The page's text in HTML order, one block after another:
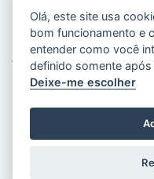
Localização
Hospital Universitário
Av. Nilo Peçanha, 620 -
Natal - RN, 59012-300
2026 © LAIS
Olá, este site usa
bom funcionamento e
entender como você
definido somente
Deixe-me escolher